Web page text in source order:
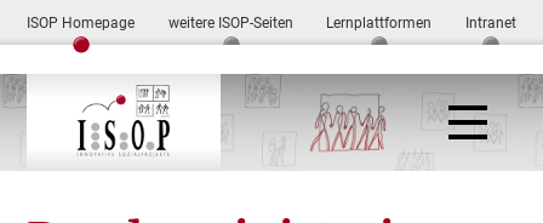
ISOP Homepage weitere ISOP-Seiten Lernplattformen Intranet